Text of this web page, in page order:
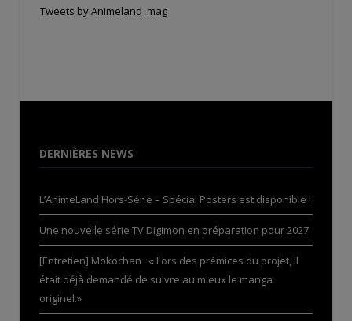
Tweets by Animeland_mag
DERNIÈRES NEWS
L’AnimeLand Hors-Série – Spécial Posters est disponible !
Une nouvelle série TV Digimon en préparation pour 2027
[Entretien] Mokochan : « Lors des prémices du projet, il
était déjà demandé de suivre au mieux le manga
originel.»